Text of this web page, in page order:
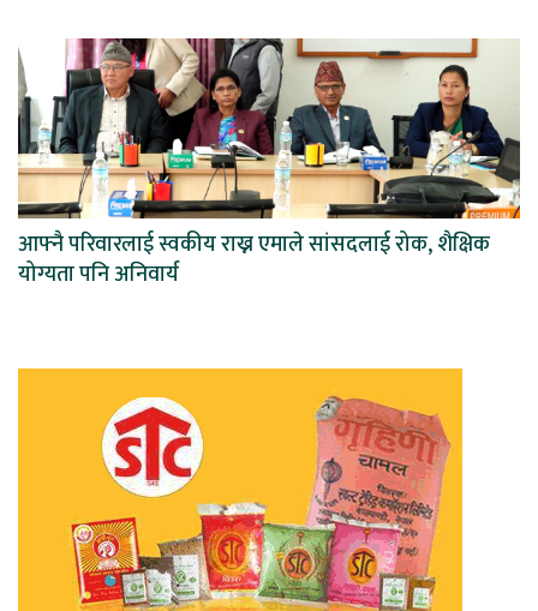
आफ्नै परिवारलाई स्वकीय राख्न एमाले सांसदलाई रोक, शैक्षिक
योग्यता पनि अनिवार्य